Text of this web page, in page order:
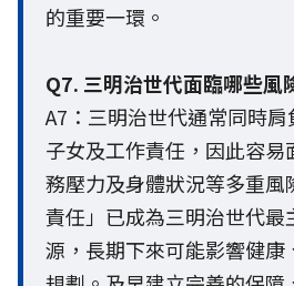
的重要一環。
Q7. 三明治世代面臨哪些風
A7：三明治世代通常同時
子女及工作責任，因此容
務壓力及身體狀況等多重風
責任」已成為三明治世代最
源，長期下來可能影響健康